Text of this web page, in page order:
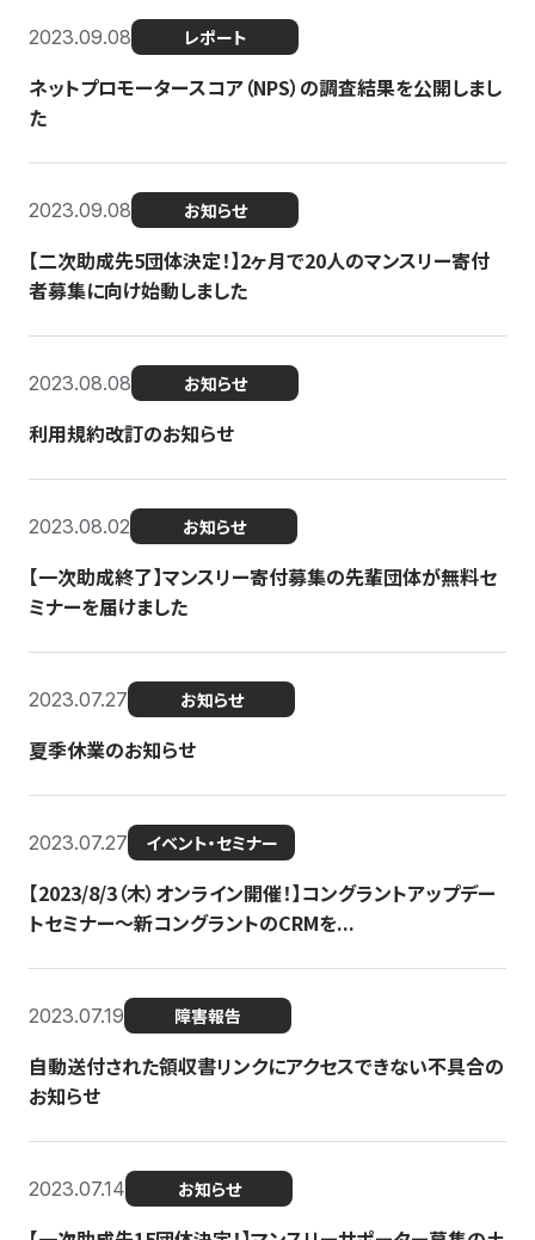
2023.09.08 レポート
ネットプロモータースコア（NPS）の調査結果を公開しまし
た
2023.09.08 お知らせ
【二次助成先5団体決定！】2ヶ月で20人のマンスリー寄付
者募集に向け始動しました
2023.08.08 お知らせ
利用規約改訂のお知らせ
2023.08.02 お知らせ
【一次助成終了】マンスリー寄付募集の先輩団体が無料セ
ミナーを届けました
2023.07.27 お知らせ
夏季休業のお知らせ
2023.07.27 イベント・セミナー
【2023/8/3（木）オンライン開催！】コングラントアップデー
トセミナー〜新コングラントのCRMを...
2023.07.19 障害報告
自動送付された領収書リンクにアクセスできない不具合の
お知らせ
2023.07.14 お知らせ